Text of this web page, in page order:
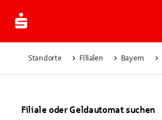
Standorte Filialen Bayern
Filiale oder Geldautomat suchen